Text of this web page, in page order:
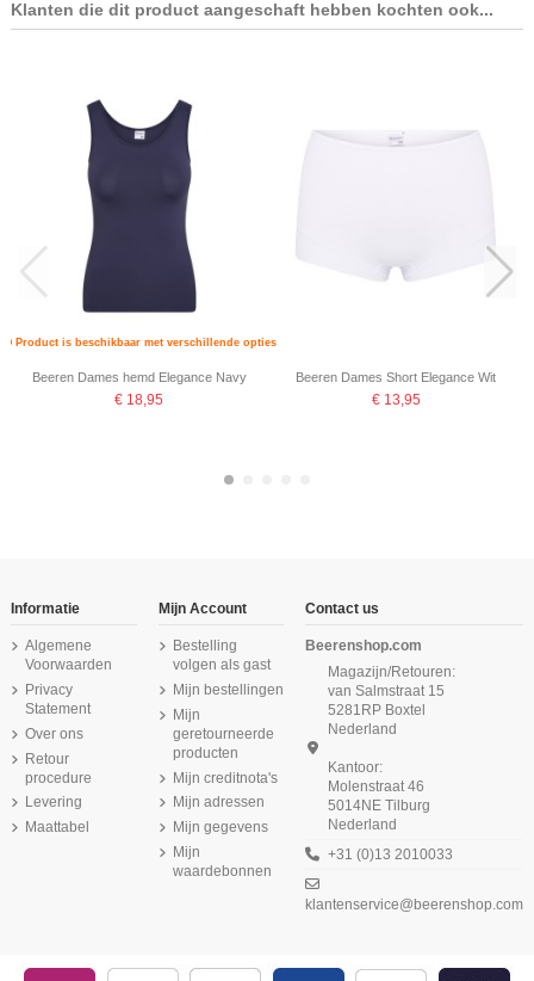
Klanten die dit product aangeschaft hebben kochten ook...
Product is beschikbaar met verschillende opties
Beeren Dames hemd Elegance Navy
€ 18,95
Beeren Dames Short Elegance Wit
€ 13,95
Beeren Dames Short Elegance
6Pack Ivoor
€ 83,70
Beeren Dames boxershort Young
6Pack Zwart
Beeren Green Comfort M181 dames
short wit
Beeren Dames Short Elegance
Blauw
Beeren Dames hemd Elegance
Donker Rood
Beeren Heren singlet M55 Antraciet
€ 10,75
Beeren Dames Short Elegance Rood
(5/5) uit 1 reviews
Beeren Dames hemd Elegance Ivoor
€ 18,95
Informatie
Algemene
Voorwaarden
Privacy
Statement
Over ons
Retour
procedure
Levering
Maattabel
Mijn Account
Bestelling
volgen als gast
Mijn bestellingen
Mijn
geretourneerde
producten
Mijn creditnota's
Mijn adressen
Mijn gegevens
Mijn
waardebonnen
Contact us
Beerenshop.com
Magazijn/Retouren:
van Salmstraat 15
5281RP Boxtel
Nederland
Kantoor:
Molenstraat 46
5014NE Tilburg
Nederland
+31 (0)13 2010033
klantenservice@beerenshop.com